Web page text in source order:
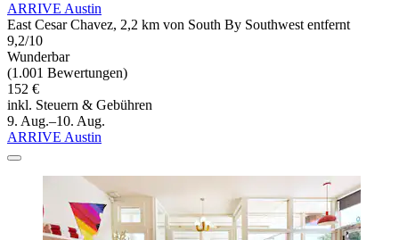
ARRIVE Austin
East Cesar Chavez, 2,2 km von South By Southwest entfernt
9,2/10
Wunderbar
(1.001 Bewertungen)
152 €
inkl. Steuern & Gebühren
9. Aug.–10. Aug.
ARRIVE Austin